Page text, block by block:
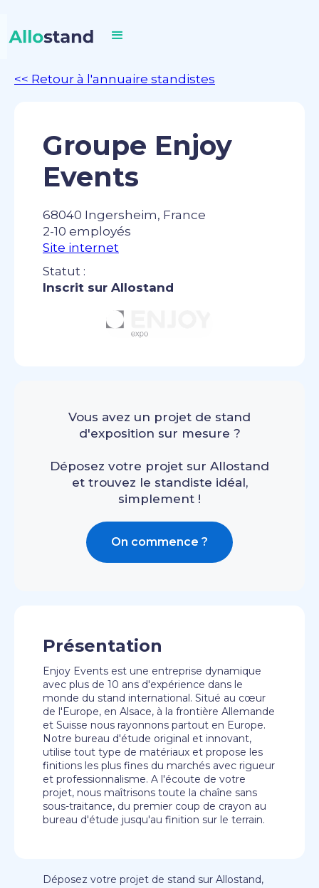
<< Retour à l'annuaire standistes
Groupe Enjoy
Events
68040 Ingersheim, France
2-10 employés
Site internet
Statut :
Inscrit sur Allostand
Vous avez un projet de stand
d'exposition sur mesure ?
Déposez votre projet sur Allostand
et trouvez le standiste idéal,
simplement !
On commence ?
Présentation
Enjoy Events est une entreprise dynamique
avec plus de 10 ans d'expérience dans le
monde du stand international. Situé au cœur
de l'Europe, en Alsace, à la frontière Allemande
et Suisse nous rayonnons partout en Europe.
Notre bureau d'étude original et innovant,
utilise tout type de matériaux et propose les
finitions les plus fines du marchés avec rigueur
et professionnalisme. A l'écoute de votre
projet, nous maîtrisons toute la chaîne sans
sous-traitance, du premier coup de crayon au
bureau d'étude jusqu'au finition sur le terrain.
Déposez votre projet de stand sur Allostand,